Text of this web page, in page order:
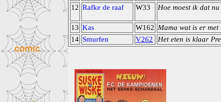
12 Rafke de raaf W33 Hoe moest ik dat nu
13 Kas W162 Mama wat is er met
14 Smurfen V262 Het eten is klaar